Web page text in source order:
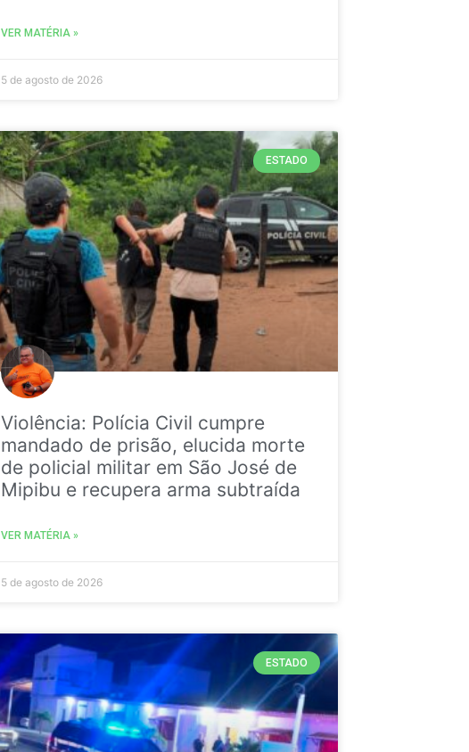
VER MATÉRIA »
5 de agosto de 2026
ESTADO
Violência: Polícia Civil cumpre
mandado de prisão, elucida morte
de policial militar em São José de
Mipibu e recupera arma subtraída
VER MATÉRIA »
5 de agosto de 2026
ESTADO